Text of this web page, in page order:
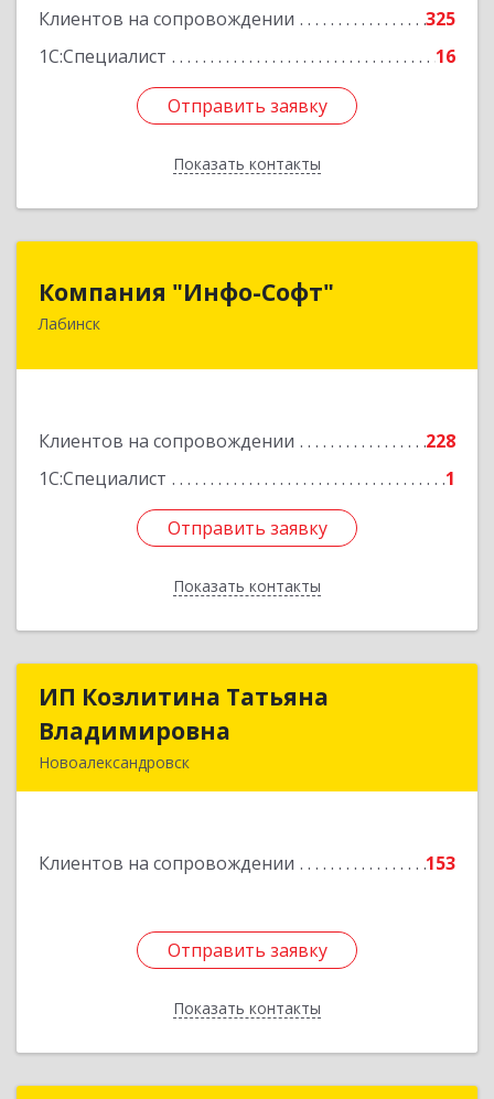
Клиентов на сопровождении
325
1С:Специалист
16
Отправить заявку
Показать контакты
Отправить заявку
Назад
Компания "Инфо-Софт"
Лабинск
Клиентов на сопровождении
228
1С:Специалист
1
Отправить заявку
Показать контакты
Компания "Инфо-Софт"
352500, Краснодарский край, Лабинский р-н,
Отправить заявку
Назад
ИП Козлитина Татьяна
Владимировна
Новоалександровск
Клиентов на сопровождении 153
Отправить заявку
Показать контакты
ИП Козлитина Татьяна
Подробнее
Отправить заявку
Назад